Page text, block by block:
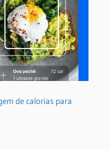
de calorias para